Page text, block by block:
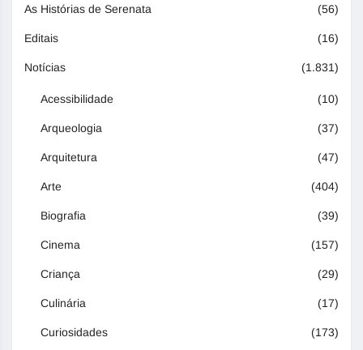
As Histórias de Serenata (56)
Editais (16)
Notícias (1.831)
Acessibilidade (10)
Arqueologia (37)
Arquitetura (47)
Arte (404)
Biografia (39)
Cinema (157)
Criança (29)
Culinária (17)
Curiosidades (173)